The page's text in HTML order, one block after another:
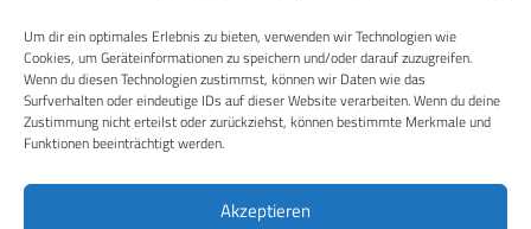
Um dir ein optimales Erlebnis zu bieten, verwenden wir Technologien wie
Cookies, um Geräteinformationen zu speichern und/oder darauf zuzugreifen.
Wenn du diesen Technologien zustimmst, können wir Daten wie das
Surfverhalten oder eindeutige IDs auf dieser Website verarbeiten. Wenn du deine
Zustimmung nicht erteilst oder zurückziehst, können bestimmte Merkmale und
Funktionen beeinträchtigt werden.
Akzeptieren
RECHTLICHES
Datenschutzerklärung
Cookie-Richtlinie (EU)